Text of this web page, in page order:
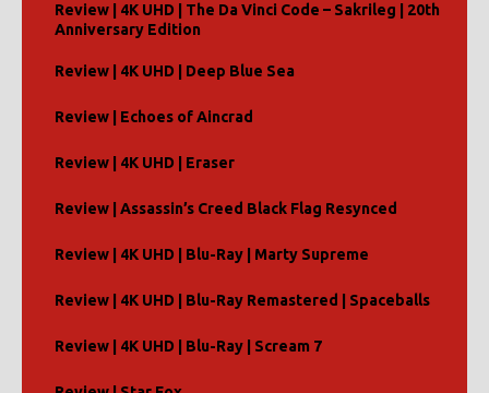
Review | 4K UHD | The Da Vinci Code – Sakrileg | 20th
Anniversary Edition
Review | 4K UHD | Deep Blue Sea
Review | Echoes of Aincrad
Review | 4K UHD | Eraser
Review | Assassin’s Creed Black Flag Resynced
Review | 4K UHD | Blu-Ray | Marty Supreme
Review | 4K UHD | Blu-Ray Remastered | Spaceballs
Review | 4K UHD | Blu-Ray | Scream 7